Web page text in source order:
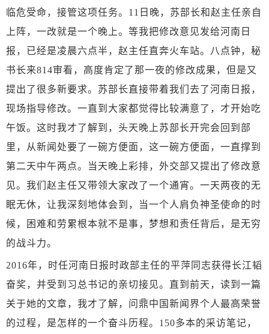
临危受命，接管这项任务。11日晚，苏部长和赵主任亲自
上阵，一改就是一个晚上。等我把修改意见发给河南日
报，已经是凌晨六点半，赵主任直奔火车站。八点钟，秘
书长来814审看，高度肯定了那一夜的修改成果，但是又
提出了很多新要求。苏部长直接带着我们去了河南日报，
现场指导修改。一直到大家都觉得比较满意了，才开始吃
午饭。这时我才了解到，头天晚上苏部长开完会回到部
里，从新闻处要了一碗方便面，这一碗方便面，一直撑到
第二天中午两点。当天晚上彩排，外交部又提出了修改意
见。我们赵主任又带领大家改了一个通宵。一天两夜的无
眠无休，让我深刻地体会到，当一个人肩负神圣使命的时
候，困难和劳累根本就不是事，梦想和责任背后，是无穷
的战斗力。
2016年，时任河南日报时政部主任的平萍同志获得长江韬
奋奖，并受到习总书记的亲切接见。直到前天，读到一篇
关于她的文章，我才了解，问鼎中国新闻界个人最高荣誉
的过程，是怎样的一个奋斗历程。150多本的采访笔记，